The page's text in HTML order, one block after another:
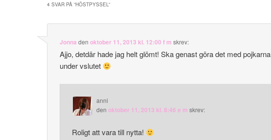
4 SVAR PÅ ”HÖSTPYSSEL”
Jonna den oktober 11, 2013 kl. 12:00 f m skrev:
Ajjo, detdär hade jag helt glömt! Ska genast göra det med pojkarna
under vslutet
anni
denoktober 11, 2013 kl. 8:46 e m skrev:
Roligt att vara till nytta!